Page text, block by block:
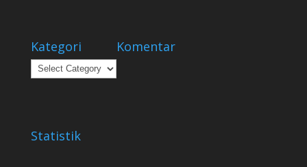
Kategori
Kategori
Komentar
Statistik